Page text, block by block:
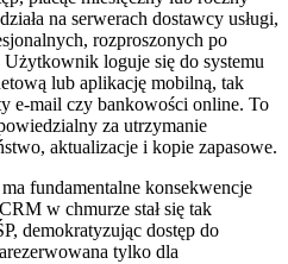
na serwerach dostawcy usługi,
rozproszonych po
loguje się do systemu
lub aplikację mobilną, tak
e-mail czy bankowości online. To
za utrzymanie
aktualizacje i kopie zapasowe.
fundamentalne konsekwencje
w chmurze stał się tak
demokratyzując dostęp do
tylko dla